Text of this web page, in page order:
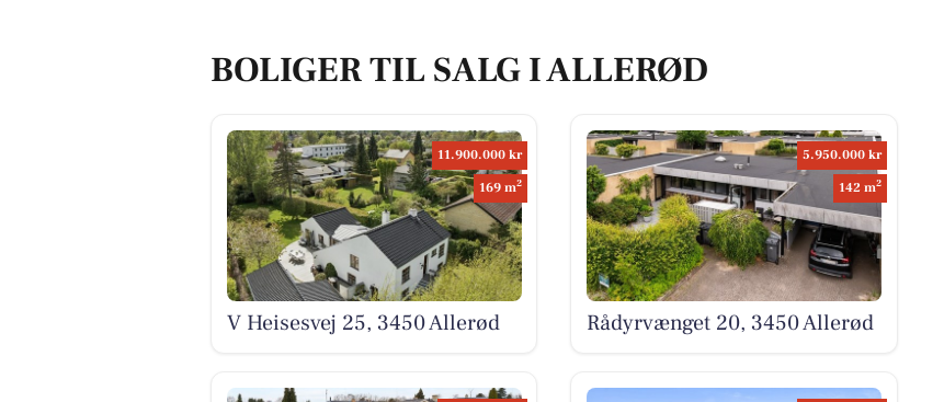
BOLIGER TIL SALG I ALLERØD
11.900.000 kr
169 m2
V Heisesvej 25, 3450 Allerød
5.950.000 kr
142 m2
Rådyrvænget 20, 3450 Allerød